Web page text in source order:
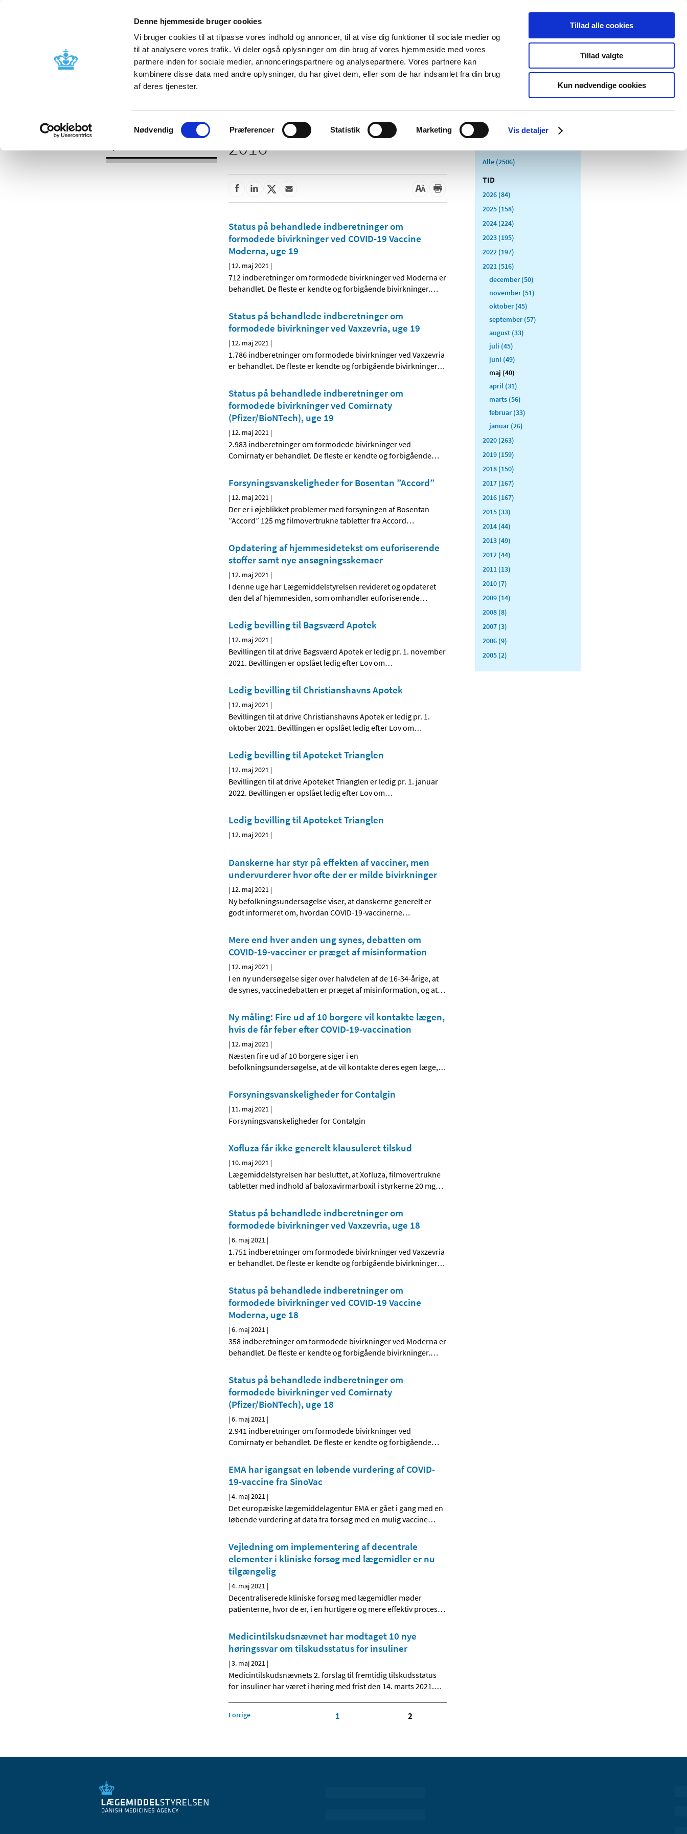
Denne hjemmeside bruger cookies
Vi bruger cookies til at tilpasse vores indhold og annoncer, til at vise dig funktioner til sociale medier og
til at analysere vores trafik. Vi deler også oplysninger om din brug af vores hjemmeside med vores
partnere inden for sociale medier, annonceringspartnere og analysepartnere. Vores partnere kan
kombinere disse data med andre oplysninger, du har givet dem, eller som de har indsamlet fra din brug
af deres tjenester.
Samtykkevalg
Nødvendig Præferencer Statistik Marketing Vis detaljer
Tillad alle cookies
Tillad valgte
Kun nødvendige cookies
Nyheder Om os Kontakt Udgivelser
Godkendelse og
Bivirkninger og
produktinformation
Tilskud og
Apoteker og salg af
Medicinsk
Særlige
produktområder
2016
Status på behandlede indberetninger om
formodede bivirkninger ved COVID-19 Vaccine
Moderna, uge 19
| 12. maj 2021 |
712 indberetninger om formodede bivirkninger ved Moderna er
behandlet. De fleste er kendte og forbigående bivirkninger.…
Status på behandlede indberetninger om
formodede bivirkninger ved Vaxzevria, uge 19
| 12. maj 2021 |
1.786 indberetninger om formodede bivirkninger ved Vaxzevria
er behandlet. De fleste er kendte og forbigående bivirkninger…
Status på behandlede indberetninger om
formodede bivirkninger ved Comirnaty
(Pfizer/BioNTech), uge 19
| 12. maj 2021 |
2.983 indberetninger om formodede bivirkninger ved
Comirnaty er behandlet. De fleste er kendte og forbigående…
Forsyningsvanskeligheder for Bosentan ”Accord”
| 12. maj 2021 |
Der er i øjeblikket problemer med forsyningen af Bosentan
”Accord” 125 mg filmovertrukne tabletter fra Accord…
Opdatering af hjemmesidetekst om euforiserende
stoffer samt nye ansøgningsskemaer
| 12. maj 2021 |
I denne uge har Lægemiddelstyrelsen revideret og opdateret
den del af hjemmesiden, som omhandler euforiserende…
Ledig bevilling til Bagsværd Apotek
| 12. maj 2021 |
Bevillingen til at drive Bagsværd Apotek er ledig pr. 1. november
2021. Bevillingen er opslået ledig efter Lov om…
Ledig bevilling til Christianshavns Apotek
| 12. maj 2021 |
Bevillingen til at drive Christianshavns Apotek er ledig pr. 1.
oktober 2021. Bevillingen er opslået ledig efter Lov om…
Ledig bevilling til Apoteket Trianglen
| 12. maj 2021 |
Bevillingen til at drive Apoteket Trianglen er ledig pr. 1. januar
2022. Bevillingen er opslået ledig efter Lov om…
Ledig bevilling til Apoteket Trianglen
| 12. maj 2021 |
Danskerne har styr på effekten af vacciner, men
undervurderer hvor ofte der er milde bivirkninger
| 12. maj 2021 |
Ny befolkningsundersøgelse viser, at danskerne generelt er
godt informeret om, hvordan COVID-19-vaccinerne…
Mere end hver anden ung synes, debatten om
COVID-19-vacciner er præget af misinformation
| 12. maj 2021 |
I en ny undersøgelse siger over halvdelen af de 16-34-årige, at
de synes, vaccinedebatten er præget af misinformation, og at…
Ny måling: Fire ud af 10 borgere vil kontakte lægen,
hvis de får feber efter COVID-19-vaccination
| 12. maj 2021 |
Næsten fire ud af 10 borgere siger i en
befolkningsundersøgelse, at de vil kontakte deres egen læge,…
Forsyningsvanskeligheder for Contalgin
| 11. maj 2021 |
Forsyningsvanskeligheder for Contalgin
Xofluza får ikke generelt klausuleret tilskud
| 10. maj 2021 |
Lægemiddelstyrelsen har besluttet, at Xofluza, filmovertrukne
tabletter med indhold af baloxavirmarboxil i styrkerne 20 mg…
Status på behandlede indberetninger om
formodede bivirkninger ved Vaxzevria, uge 18
|6. maj 2021 |
1.751 indberetninger om formodede bivirkninger ved Vaxzevria
er behandlet. De fleste er kendte og forbigående bivirkninger…
Status på behandlede indberetninger om
formodede bivirkninger ved COVID-19 Vaccine
Moderna, uge 18
|6. maj 2021 |
358 indberetninger om formodede bivirkninger ved Moderna er
behandlet. De fleste er kendte og forbigående bivirkninger.…
Status på behandlede indberetninger om
formodede bivirkninger ved Comirnaty
(Pfizer/BioNTech), uge 18
|6. maj 2021 |
2.941 indberetninger om formodede bivirkninger ved
Comirnaty er behandlet. De fleste er kendte og forbigående…
EMA har igangsat en løbende vurdering af COVID-
19-vaccine fra SinoVac
|4. maj 2021 |
Det europæiske lægemiddelagentur EMA er gået i gang med en
løbende vurdering af data fra forsøg med en mulig vaccine…
Vejledning om implementering af decentrale
elementer i kliniske forsøg med lægemidler er nu
tilgængelig
|4. maj 2021 |
Decentraliserede kliniske forsøg med lægemidler møder
patienterne, hvor de er, i en hurtigere og mere effektiv proces…
Medicintilskudsnævnet har modtaget 10 nye
høringssvar om tilskudsstatus for insuliner
|3. maj 2021 |
Medicintilskudsnævnets 2. forslag til fremtidig tilskudsstatus
for insuliner har været i høring med frist den 14. marts 2021.…
Forrige 1 2
Alle (2506)
TID
2026 (84)
2025 (158)
2024 (224)
2023 (195)
2022 (197)
2021 (516)
december (50)
november (51)
oktober (45)
september (57)
august (33)
juli (45)
juni (49)
maj (40)
april (31)
marts (56)
februar (33)
januar (26)
2020 (263)
2019 (159)
2018 (150)
2017 (167)
2016 (167)
2015 (33)
2014 (44)
2013 (49)
2012 (44)
2011 (13)
2010 (7)
2009 (14)
2008 (8)
2007 (3)
2006 (9)
2005 (2)